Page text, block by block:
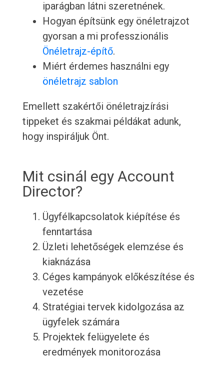
iparágban látni szeretnének.
Hogyan építsünk egy önéletrajzot
gyorsan a mi professzionális
Önéletrajz-építő.
Miért érdemes használni egy
önéletrajz sablon
Emellett szakértői önéletrajzírási
tippeket és szakmai példákat adunk,
hogy inspiráljuk Önt.
Mit csinál egy Account
Director?
Ügyfélkapcsolatok kiépítése és
fenntartása
Üzleti lehetőségek elemzése és
kiaknázása
Céges kampányok előkészítése és
vezetése
Stratégiai tervek kidolgozása az
ügyfelek számára
Projektek felügyelete és
eredmények monitorozása